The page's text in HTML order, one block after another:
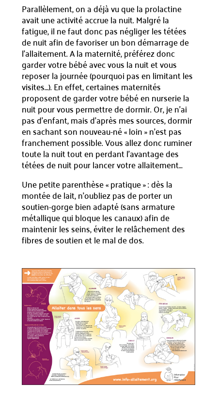
Parallèlement, on a déjà vu que la prolactine
avait une activité accrue la nuit. Malgré la
fatigue, il ne faut donc pas négliger les tétées
de nuit afin de favoriser un bon démarrage de
l’allaitement. A la maternité, préférez donc
garder votre bébé avec vous la nuit et vous
reposer la journée (pourquoi pas en limitant les
visites…). En effet, certaines maternités
proposent de garder votre bébé en nurserie la
nuit pour vous permettre de dormir. Or, je n’ai
pas d’enfant, mais d’après mes sources, dormir
en sachant son nouveau-né « loin » n’est pas
franchement possible. Vous allez donc ruminer
toute la nuit tout en perdant l’avantage des
tétées de nuit pour lancer votre allaitement…
Une petite parenthèse « pratique » : dès la
montée de lait, n’oubliez pas de porter un
soutien-gorge bien adapté (sans armature
métallique qui bloque les canaux) afin de
maintenir les seins, éviter le relâchement des
fibres de soutien et le mal de dos.